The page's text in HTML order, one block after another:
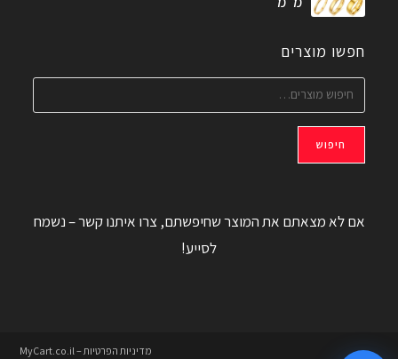
חפשו מוצרים
חיפוש
אם לא מצאתם את המוצר שחיפשתם, צרו איתנו קשר – נשמח
לסייע!
מדיניות הפרטיות – MyCart.co.il